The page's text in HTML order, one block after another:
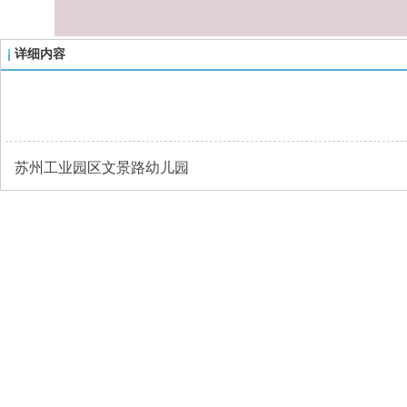
详细内容
苏州工业园区文景路幼儿园